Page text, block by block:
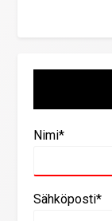
Nimi*
Sähköposti*